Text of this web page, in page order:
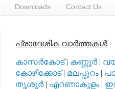
Downloads Contact Us
പ്രാദേശിക വാര്‍ത്തകള്‍
കാസര്‍കോട്| കണ്ണൂര്‍|
കോഴിക്കോട്| മലപ്പുറം |
തൃശൂര്‍| എറണാകുളം |